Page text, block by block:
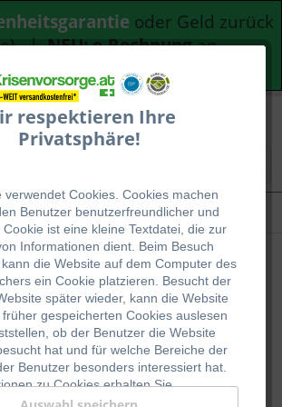
oder Geld zurück
|NEU: e-Rechnungan
respektieren Ihre
Privatsphäre!
verwendet Cookies. Cookies machen
Benutzer benutzerfreundlicher und
ist eine kleine Textdatei, die zur
Informationen dient. Beim Besuch
die Website auf dem Computer des
ein Cookie platzieren. Besucht der
später wieder, kann die Website
gespeicherten Cookies auslesen
ob der Benutzer die Website
hat und für welche Bereiche der
Benutzer besonders interessiert hat.
zu Cookies erhalten Sie
Food